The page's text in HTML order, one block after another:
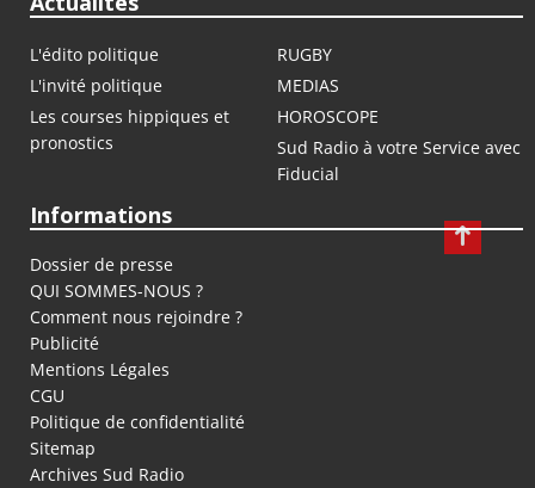
L'édito politique
RUGBY
L'invité politique
MEDIAS
Les courses hippiques et
pronostics
HOROSCOPE
Sud Radio à votre Service avec
Fiducial
Informations
Dossier de presse
QUI SOMMES-NOUS ?
Comment nous rejoindre ?
Publicité
Mentions Légales
CGU
Politique de confidentialité
Sitemap
Archives Sud Radio